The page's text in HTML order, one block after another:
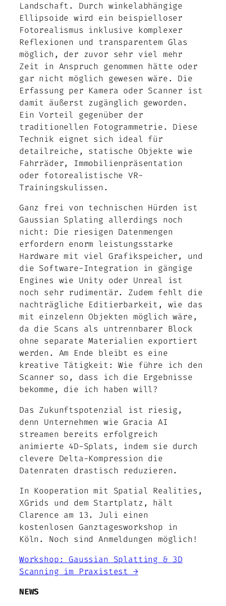
Landschaft. Durch winkelabhängige
Ellipsoide wird ein beispielloser
Fotorealismus inklusive komplexer
Reflexionen und transparentem Glas
möglich, der zuvor sehr viel mehr
Zeit in Anspruch genommen hätte oder
gar nicht möglich gewesen wäre. Die
Erfassung per Kamera oder Scanner ist
damit äußerst zugänglich geworden.
Ein Vorteil gegenüber der
traditionellen Fotogrammetrie. Diese
Technik eignet sich ideal für
detailreiche, statische Objekte wie
Fahrräder, Immobilienpräsentation
oder fotorealistische VR-
Trainingskulissen.
Ganz frei von technischen Hürden ist
Gaussian Splating allerdings noch
nicht: Die riesigen Datenmengen
erfordern enorm leistungsstarke
Hardware mit viel Grafikspeicher, und
die Software-Integration in gängige
Engines wie Unity oder Unreal ist
noch sehr rudimentär. Zudem fehlt die
nachträgliche Editierbarkeit, wie das
mit einzelenn Objekten möglich wäre,
da die Scans als untrennbarer Block
ohne separate Materialien exportiert
werden. Am Ende bleibt es eine
kreative Tätigkeit: Wie führe ich den
Scanner so, dass ich die Ergebnisse
bekomme, die ich haben will?
Das Zukunftspotenzial ist riesig,
denn Unternehmen wie Gracia AI
streamen bereits erfolgreich
animierte 4D-Splats, indem sie durch
clevere Delta-Kompression die
Datenraten drastisch reduzieren.
In Kooperation mit Spatial Realities,
XGrids und dem Startplatz, hält
Clarence am 13. Juli einen
kostenlosen Ganztagesworkshop in
Köln. Noch sind Anmeldungen möglich!
Workshop: Gaussian Splatting & 3D
Scanning im Praxistest →
NEWS